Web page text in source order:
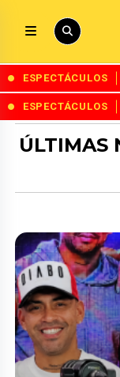
ESPECTÁCULOS
ESPECTÁCULOS
ÚLTIMAS